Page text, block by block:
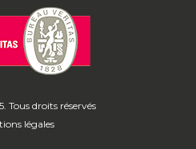
Tous droits réservés
légales